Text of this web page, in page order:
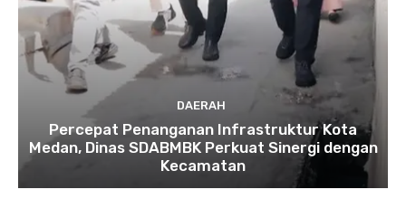
DAERAH
Percepat Penanganan Infrastruktur Kota
Medan, Dinas SDABMBK Perkuat Sinergi dengan
Kecamatan